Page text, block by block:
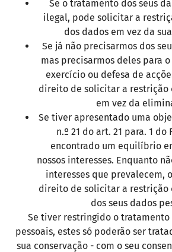
Se o tratamento dos seus
ilegal, pode solicitar a
dos dados em vez da
Se já não precisarmos dos
mas precisarmos deles para
exercício ou defesa de
direito de solicitar a restrição
em vez da
Se tiver apresentado uma
n.º 21 do art. 21 para. 1 do
encontrado um equilíbrio
nossos interesses. Enquanto
interesses que prevalecem,
direito de solicitar a restrição
dos seus dados
Se tiver restringido o tratamento
pessoais, estes só poderão ser
sua conservação - com o seu